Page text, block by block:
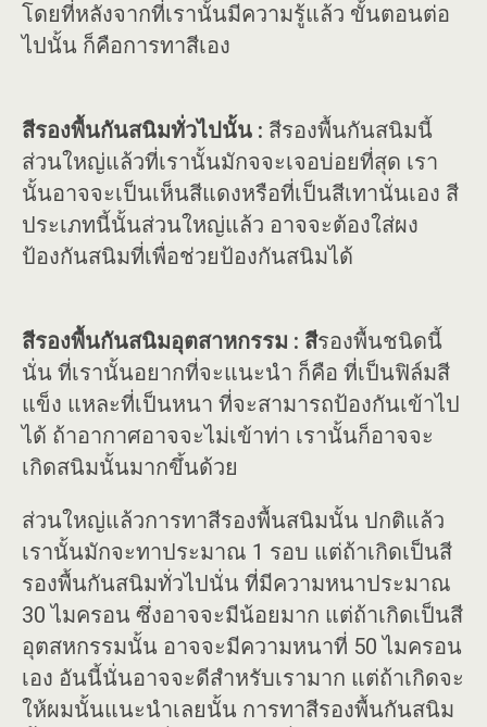
โดยที่หลังจากที่เรานั้นมีความรู้แล้ว ขั้นตอนต่อ
ไปนั้น ก็คือการทาสีเอง
สีรองพื้นกันสนิมทั่วไปนั้น : สีรองพื้นกันสนิมนี้
ส่วนใหญ่แล้วที่เรานั้นมักจจะเจอบ่อยที่สุด เรา
นั้นอาจจะเป็นเห็นสีแดงหรือที่เป็นสีเทานั่นเอง สี
ประเภทนี้นั้นส่วนใหญ่แล้ว อาจจะต้องใส่ผง
ป้องกันสนิมที่เพื่อช่วยป้องกันสนิมได้
สีรองพื้นกันสนิมอุตสาหกรรม : สีรองพื้นชนิดนี้
นั่น ที่เรานั้นอยากที่จะแนะนำ ก็คือ ที่เป็นฟิล์มสี
แข็ง แหละที่เป็นหนา ที่จะสามารถป้องกันเข้าไป
ได้ ถ้าอากาศอาจจะไม่เข้าท่า เรานั้นก็อาจจะ
เกิดสนิมนั้นมากขึ้นด้วย
ส่วนใหญ่แล้วการทาสีรองพื้นสนิมนั้น ปกติแล้ว
เรานั้นมักจะทาประมาณ 1 รอบ แต่ถ้าเกิดเป็นสี
รองพื้นกันสนิมทั่วไปนั่น ที่มีความหนาประมาณ
30 ไมครอน ซึ่งอาจจะมีน้อยมาก แต่ถ้าเกิดเป็นสี
อุตสหกรรมนั้น อาจจะมีความหนาที่ 50 ไมครอน
เอง อันนี้นั่นอาจจะดีสำหรับเรามาก แต่ถ้าเกิดจะ
ให้ผมนั้นแนะนำเลยนั้น การทาสีรองพื้นกันสนิม